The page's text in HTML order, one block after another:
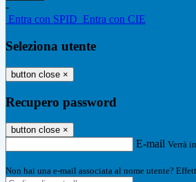
-
Entra con SPID Entra con CIE
Seleziona utente
button close ×
Recupero password
button close ×
E-mail Verrà
Non hai una e-mail associata al nome utente?